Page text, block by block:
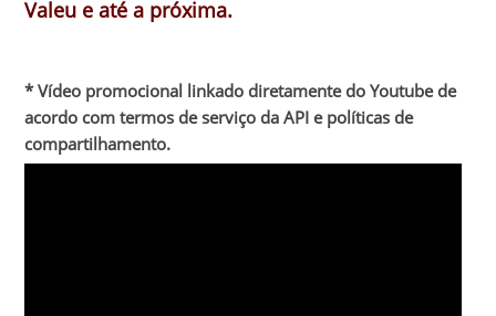
Valeu e até a próxima.
* Vídeo promocional linkado diretamente do Youtube de
acordo com termos de serviço da API e políticas de
compartilhamento.